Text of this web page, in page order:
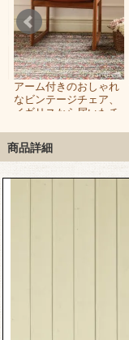
アーム付きのおしゃれ
なビンテージチェア、
イギリスから届いたチ
子
商品詳細